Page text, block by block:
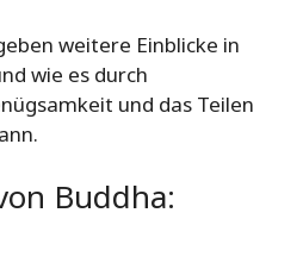
weitere Einblicke in
wie es durch
und das Teilen
Buddha: